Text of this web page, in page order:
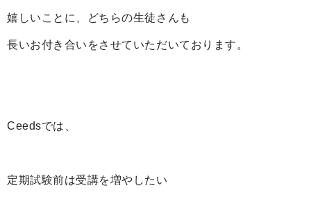
嬉しいことに、どちらの生徒さんも
長いお付き合いをさせていただいております。
Ceedsでは、
定期試験前は受講を増やしたい